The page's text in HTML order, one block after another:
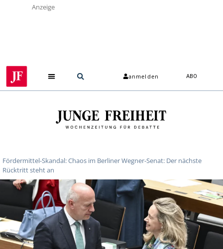
Anzeige
anmelden ABO
Fördermittel-Skandal: Chaos im Berliner Wegner-Senat: Der nächste
Rücktritt steht an